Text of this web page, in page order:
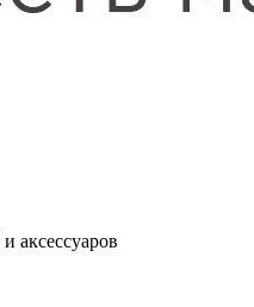
аксессуаров